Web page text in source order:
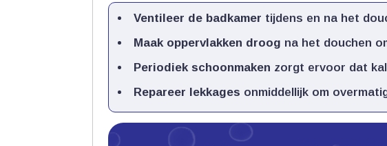
Ventileer de badkamer tijdens en na het
Maak oppervlakken droog na het douchen
Periodiek schoonmaken zorgt ervoor dat
Repareer lekkages onmiddellijk om